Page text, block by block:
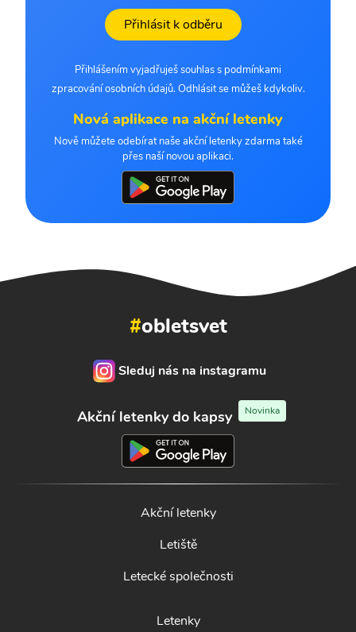
Přihlásit k odběru
Přihlášením vyjadřuješ souhlas s podmínkami
zpracování osobních údajů. Odhlásit se můžeš kdykoliv.
Nová aplikace na akční letenky
Nově můžete odebírat naše akční letenky zdarma také
přes naší novou aplikaci.
#obletsvet
Sleduj nás na instagramu
Akční letenky do kapsy Novinka
Akční letenky
Letiště
Letecké společnosti
Letenky